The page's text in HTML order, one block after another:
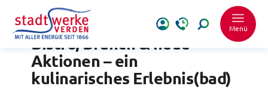
Menü
Stadtwerke inside
Bistro, Brunch & neue
Aktionen – ein
kulinarisches Erlebnis(bad)